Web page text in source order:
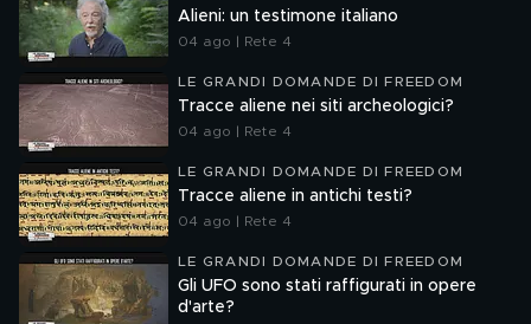
Alieni: un testimone italiano
04 ago | Rete 4
LE GRANDI DOMANDE DI FREEDOM
Tracce aliene nei siti archeologici?
04 ago | Rete 4
LE GRANDI DOMANDE DI FREEDOM
Tracce aliene in antichi testi?
04 ago | Rete 4
LE GRANDI DOMANDE DI FREEDOM
Gli UFO sono stati raffigurati in opere
d'arte?